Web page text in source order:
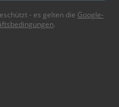
- es gelten die Google-
.